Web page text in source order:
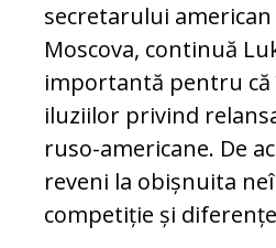
secretarului
Moscova, continuă
importantă pentru că
iluziilor privind
ruso-americane. De
reveni la obișnuita
competiție și